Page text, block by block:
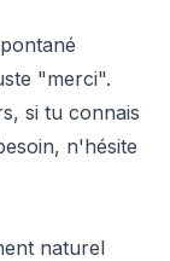
"merci".
si tu connais
n'hésite
naturel